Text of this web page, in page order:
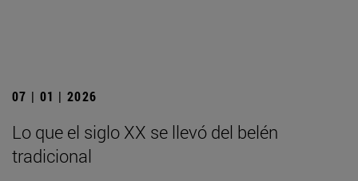
07 | 01 | 2026
Lo que el siglo XX se llevó del belén
tradicional